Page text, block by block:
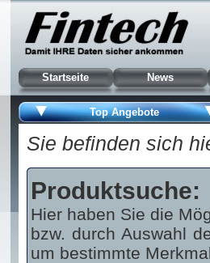
Startseite News
Top Angebote
Sie befinden sich
Produktsuche:
Hier haben Sie die
bzw. durch Auswahl
um bestimmte